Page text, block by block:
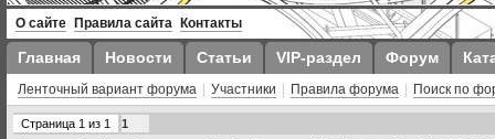
О сайте Правила сайта Контакты
Главная Новости Статьи VIP-раздел Форум
Ленточный вариант форума Участники Правила форума Поиск по
Страница 1 из 1
1